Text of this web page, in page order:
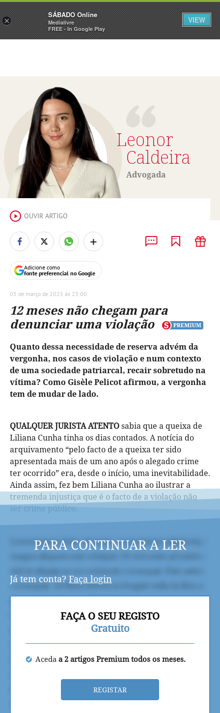
Sábado Assine Iniciar Sessão
Leonor
Caldeira
Advogada
OUVIR ARTIGO
Adicione como
fonte preferencial no Google
+
05 de março de 2025 às 23:00
12 meses não chegam para
denunciar uma violação
Quanto dessa necessidade de reserva advém da
vergonha, nos casos de violação e num contexto
de uma sociedade patriarcal, recair sobretudo na
vítima? Como Gisèle Pelicot afirmou, a vergonha
tem de mudar de lado.
QUALQUER JURISTA ATENTOsabia que a queixa de
Liliana Cunha tinha os dias contados. A notícia do
arquivamento “pelo facto de a queixa ter sido
apresentada mais de um ano após o alegado crime
ter ocorrido” era, desde o início, uma inevitabilidade.
Ainda assim, fez bem Liliana Cunha ao ilustrar a
tremenda injustiça que é o facto de a violação não
ser crime público.
PARA CONTINUAR A LER
Já tem conta? Faça login
FAÇA O SEU REGISTO
Gratuito
Aceda a 2 artigos Premium todos os meses.
REGISTAR
×
SÁBADO Online
Medialivre
FREE - In Google Play
VIEW